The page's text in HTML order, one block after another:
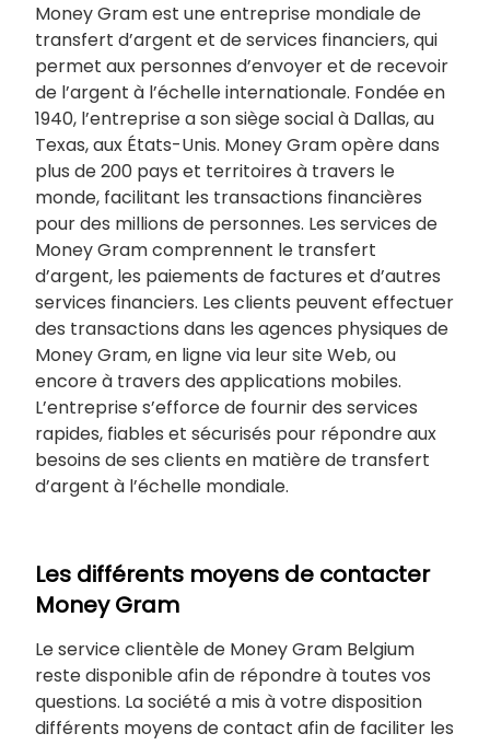
Money Gram est une entreprise mondiale de
transfert d’argent et de services financiers, qui
permet aux personnes d’envoyer et de recevoir
de l’argent à l’échelle internationale. Fondée en
1940, l’entreprise a son siège social à Dallas, au
Texas, aux États-Unis. Money Gram opère dans
plus de 200 pays et territoires à travers le
monde, facilitant les transactions financières
pour des millions de personnes. Les services de
Money Gram comprennent le transfert
d’argent, les paiements de factures et d’autres
services financiers. Les clients peuvent effectuer
des transactions dans les agences physiques de
Money Gram, en ligne via leur site Web, ou
encore à travers des applications mobiles.
L’entreprise s’efforce de fournir des services
rapides, fiables et sécurisés pour répondre aux
besoins de ses clients en matière de transfert
d’argent à l’échelle mondiale.
Les différents moyens de contacter
Money Gram
Le service clientèle de Money Gram Belgium
reste disponible afin de répondre à toutes vos
questions. La société a mis à votre disposition
différents moyens de contact afin de faciliter les